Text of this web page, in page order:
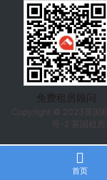
免费租房顾问
Copyright © 2023 英国
号-2 英国租
首页